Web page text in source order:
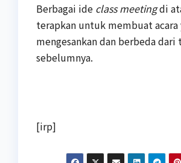
Berbagai ide class meetingdi
terapkan untuk membuat acara
mengesankan dan berbeda dari
sebelumnya.
[irp]